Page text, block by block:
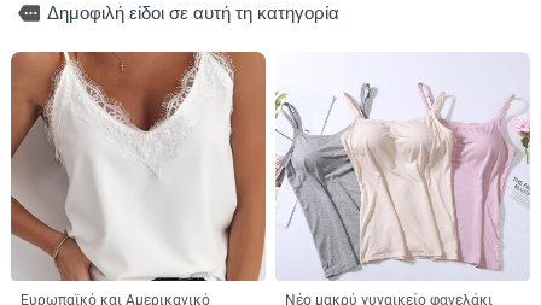
more Δημοφιλή είδοι σε αυτή τη κατηγορία
Ευρωπαϊκό και Αμερικανικό
Νέο μακρύ γυναικείο φανελάκι